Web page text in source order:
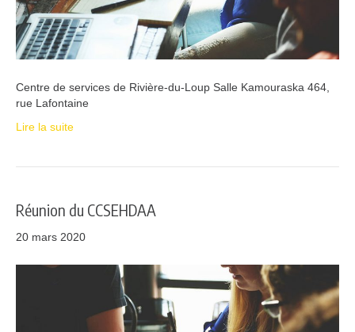
Centre de services de Rivière-du-Loup Salle Kamouraska 464,
rue Lafontaine
Lire la suite
Réunion du CCSEHDAA
20 mars 2020